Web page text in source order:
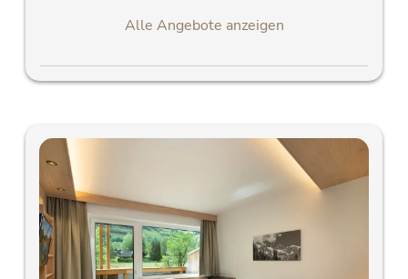
Alle Angebote anzeigen